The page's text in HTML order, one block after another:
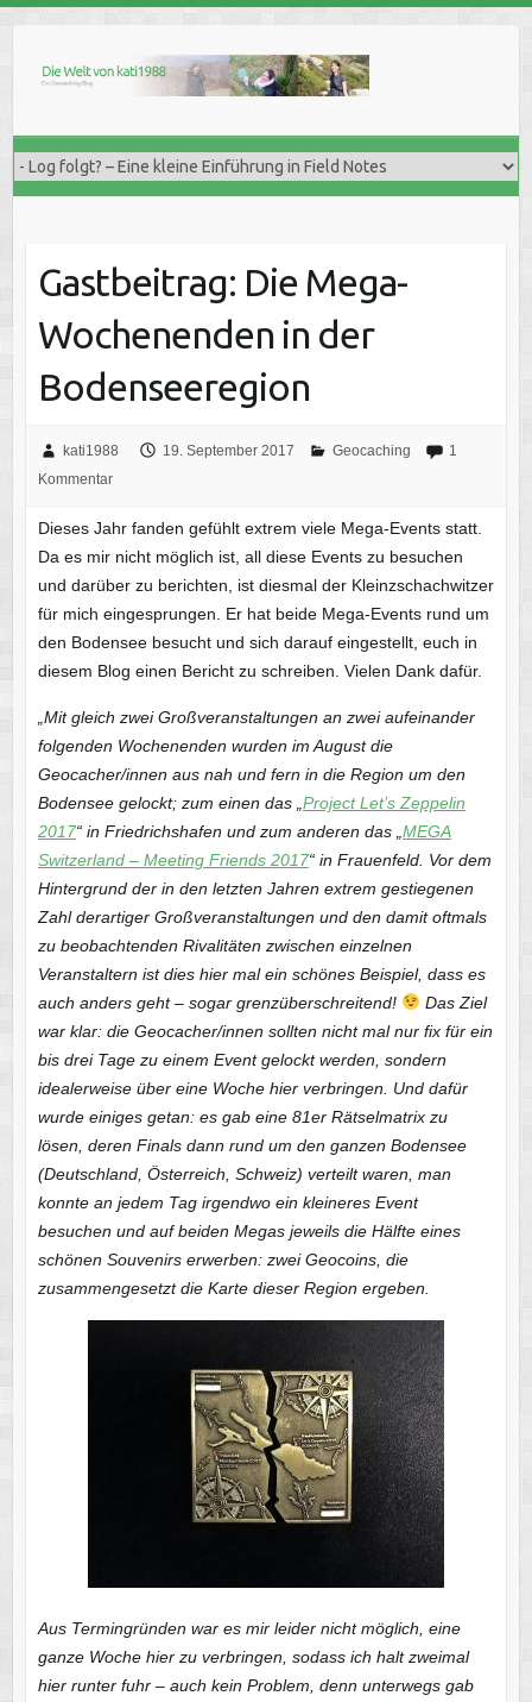
content
Gastbeitrag: Die Mega-
Wochenenden in der
Bodenseeregion
kati1988 19. September 2017 Geocaching
1
Kommentar
Dieses Jahr fanden gefühlt extrem viele Mega-Events statt.
Da es mir nicht möglich ist, all diese Events zu besuchen
und darüber zu berichten, ist diesmal der Kleinzschachwitzer
für mich eingesprungen. Er hat beide Mega-Events rund um
den Bodensee besucht und sich darauf eingestellt, euch in
diesem Blog einen Bericht zu schreiben. Vielen Dank dafür.
„Mit gleich zwei Großveranstaltungen an zwei aufeinander
folgenden Wochenenden wurden im August die
Geocacher/innen aus nah und fern in die Region um den
Bodensee gelockt; zum einen das „ Project Let’s Zeppelin
2017“ in Friedrichshafen und zum anderen das „ MEGA
Switzerland – Meeting Friends 2017“ in Frauenfeld. Vor dem
Hintergrund der in den letzten Jahren extrem gestiegenen
Zahl derartiger Großveranstaltungen und den damit oftmals
zu beobachtenden Rivalitäten zwischen einzelnen
Veranstaltern ist dies hier mal ein schönes Beispiel, dass es
auch anders geht – sogar grenzüberschreitend!
Das Ziel
war klar: die Geocacher/innen sollten nicht mal nur fix für ein
bis drei Tage zu einem Event gelockt werden, sondern
idealerweise über eine Woche hier verbringen. Und dafür
wurde einiges getan: es gab eine 81er Rätselmatrix zu
lösen, deren Finals dann rund um den ganzen Bodensee
(Deutschland, Österreich, Schweiz) verteilt waren, man
konnte an jedem Tag irgendwo ein kleineres Event
besuchen und auf beiden Megas jeweils die Hälfte eines
schönen Souvenirs erwerben: zwei Geocoins, die
zusammengesetzt die Karte dieser Region ergeben.
Aus Termingründen war es mir leider nicht möglich, eine
ganze Woche hier zu verbringen, sodass ich halt zweimal
hier runter fuhr – auch kein Problem, denn unterwegs gab